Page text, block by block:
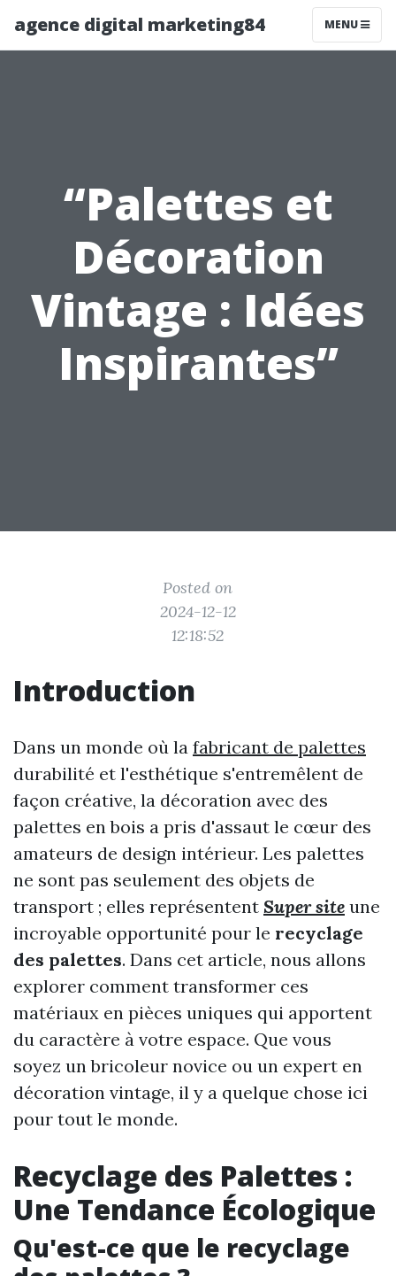
agence digital marketing84 MENU
“Palettes et
Décoration
Vintage : Idées
Inspirantes”
Posted on
2024-12-12
12:18:52
Introduction
Dans un monde où la fabricant de palettes
durabilité et l'esthétique s'entremêlent de
façon créative, la décoration avec des
palettes en bois a pris d'assaut le cœur des
amateurs de design intérieur. Les palettes
ne sont pas seulement des objets de
transport ; elles représentent Super site une
incroyable opportunité pour le recyclage
des palettes. Dans cet article, nous allons
explorer comment transformer ces
matériaux en pièces uniques qui apportent
du caractère à votre espace. Que vous
soyez un bricoleur novice ou un expert en
décoration vintage, il y a quelque chose ici
pour tout le monde.
Recyclage des Palettes :
Une Tendance Écologique
Qu'est-ce que le recyclage